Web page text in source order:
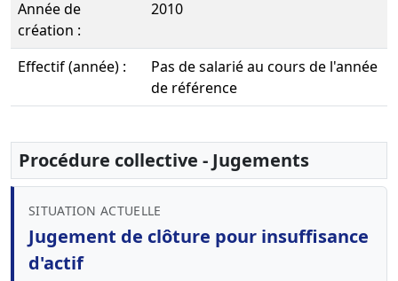
Année de
création :
2010
Effectif (année) :
Pas de salarié au cours de l'année
de référence
Procédure collective - Jugements
SITUATION ACTUELLE
Jugement de clôture pour insuffisance
d'actif